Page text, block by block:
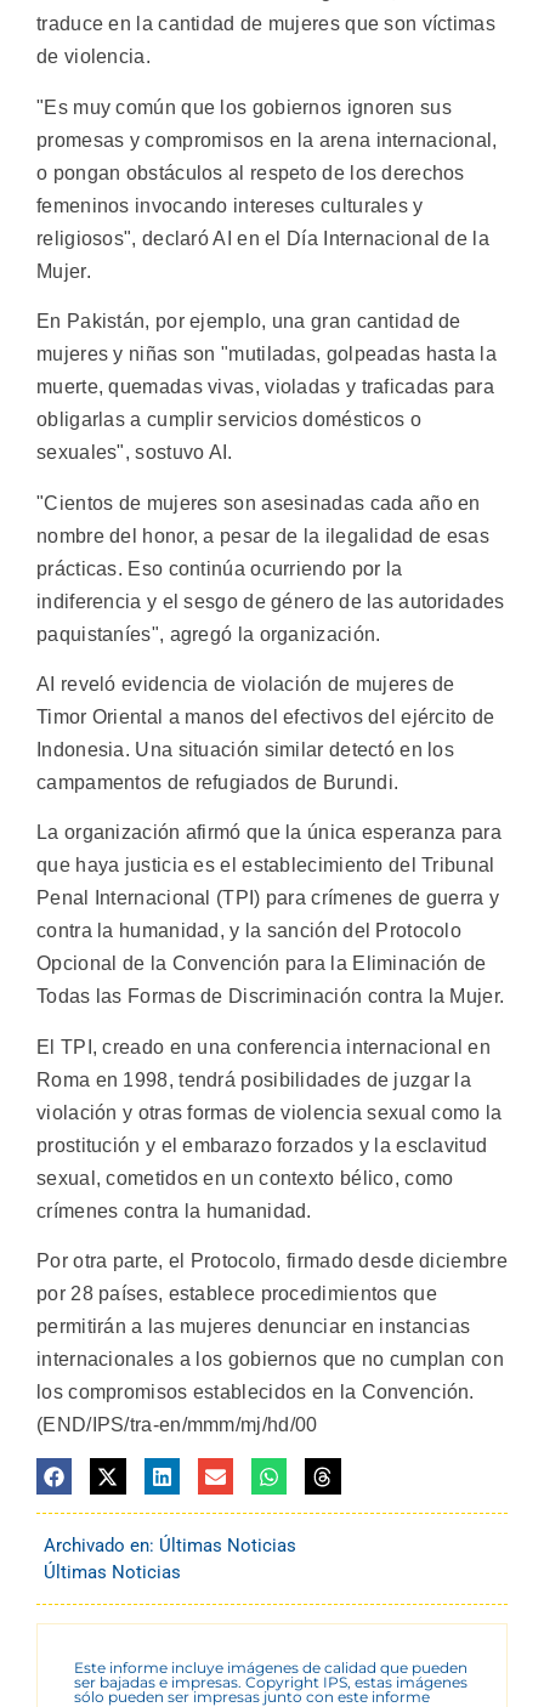
traduce en la cantidad de mujeres que son víctimas
de violencia.
"Es muy común que los gobiernos ignoren sus
promesas y compromisos en la arena internacional,
o pongan obstáculos al respeto de los derechos
femeninos invocando intereses culturales y
religiosos", declaró AI en el Día Internacional de la
Mujer.
En Pakistán, por ejemplo, una gran cantidad de
mujeres y niñas son "mutiladas, golpeadas hasta la
muerte, quemadas vivas, violadas y traficadas para
obligarlas a cumplir servicios domésticos o
sexuales", sostuvo AI.
"Cientos de mujeres son asesinadas cada año en
nombre del honor, a pesar de la ilegalidad de esas
prácticas. Eso continúa ocurriendo por la
indiferencia y el sesgo de género de las autoridades
paquistaníes", agregó la organización.
AI reveló evidencia de violación de mujeres de
Timor Oriental a manos del efectivos del ejército de
Indonesia. Una situación similar detectó en los
campamentos de refugiados de Burundi.
La organización afirmó que la única esperanza para
que haya justicia es el establecimiento del Tribunal
Penal Internacional (TPI) para crímenes de guerra y
contra la humanidad, y la sanción del Protocolo
Opcional de la Convención para la Eliminación de
Todas las Formas de Discriminación contra la Mujer.
El TPI, creado en una conferencia internacional en
Roma en 1998, tendrá posibilidades de juzgar la
violación y otras formas de violencia sexual como la
prostitución y el embarazo forzados y la esclavitud
sexual, cometidos en un contexto bélico, como
crímenes contra la humanidad.
Por otra parte, el Protocolo, firmado desde diciembre
por 28 países, establece procedimientos que
permitirán a las mujeres denunciar en instancias
internacionales a los gobiernos que no cumplan con
los compromisos establecidos en la Convención.
(END/IPS/tra-en/mmm/mj/hd/00
Archivado en: Últimas Noticias
Últimas Noticias
Este informe incluye imágenes de calidad que pueden
ser bajadas e impresas. Copyright IPS, estas imágenes
sólo pueden ser impresas junto con este informe